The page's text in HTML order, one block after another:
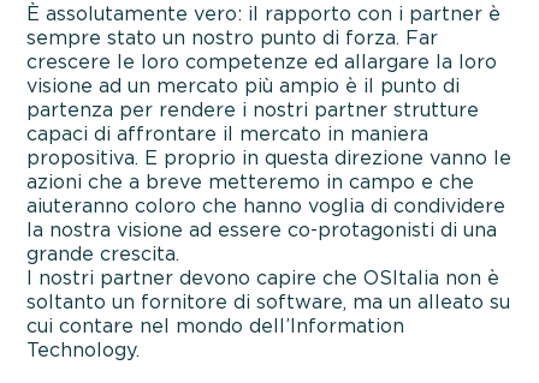
È assolutamente vero: il rapporto con i partner è
sempre stato un nostro punto di forza. Far
crescere le loro competenze ed allargare la loro
visione ad un mercato più ampio è il punto di
partenza per rendere i nostri partner strutture
capaci di affrontare il mercato in maniera
propositiva. E proprio in questa direzione vanno le
azioni che a breve metteremo in campo e che
aiuteranno coloro che hanno voglia di condividere
la nostra visione ad essere co-protagonisti di una
grande crescita.
I nostri partner devono capire che OSItalia non è
soltanto un fornitore di software, ma un alleato su
cui contare nel mondo dell’Information
Technology.